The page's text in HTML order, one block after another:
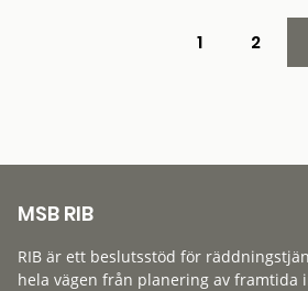
1 2
MSB RIB
RIB är ett beslutsstöd för
hela vägen från planering av framtida